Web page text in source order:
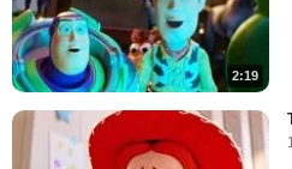
2:19